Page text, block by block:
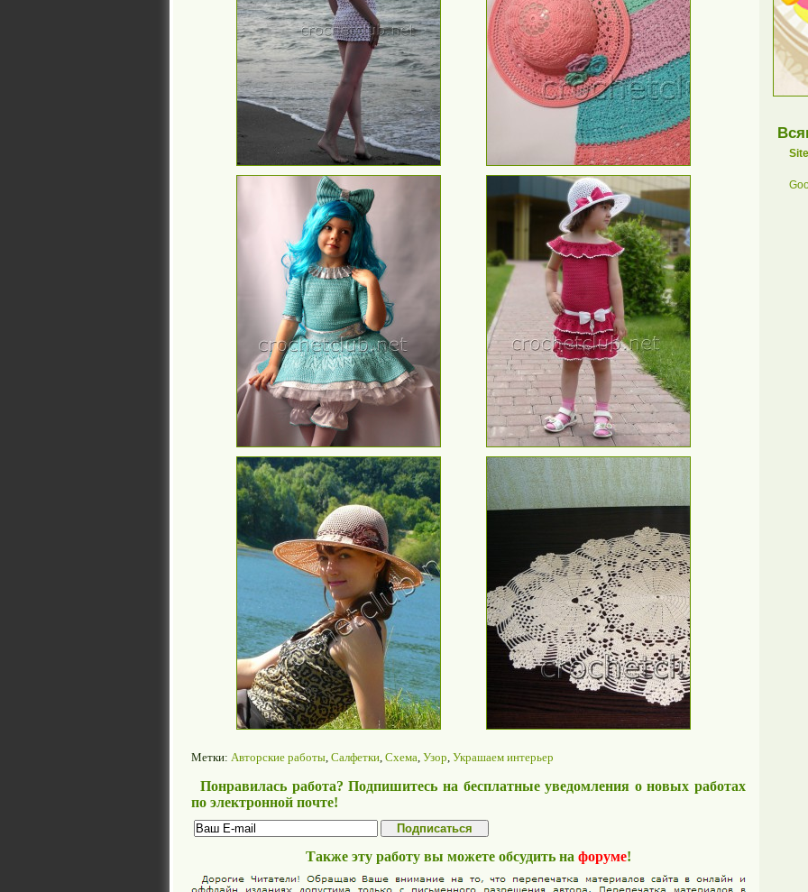
Метки: Авторские работы, Салфетки, Схема, Узор, Украшаем интерьер
Понравилась работа? Подпишитесь на бесплатные уведомления о новых работах
по электронной почте!
Также эту работу вы можете обсудить на форуме!